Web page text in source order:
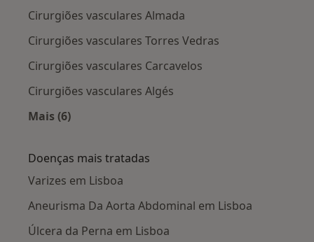
Cirurgiões vasculares Almada
Cirurgiões vasculares Torres Vedras
Cirurgiões vasculares Carcavelos
Cirurgiões vasculares Algés
Mais (6)
Doenças mais tratadas
Varizes em Lisboa
Aneurisma Da Aorta Abdominal em Lisboa
Úlcera da Perna em Lisboa